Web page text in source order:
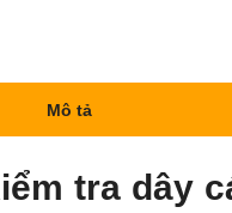
Mô tả
tra dây